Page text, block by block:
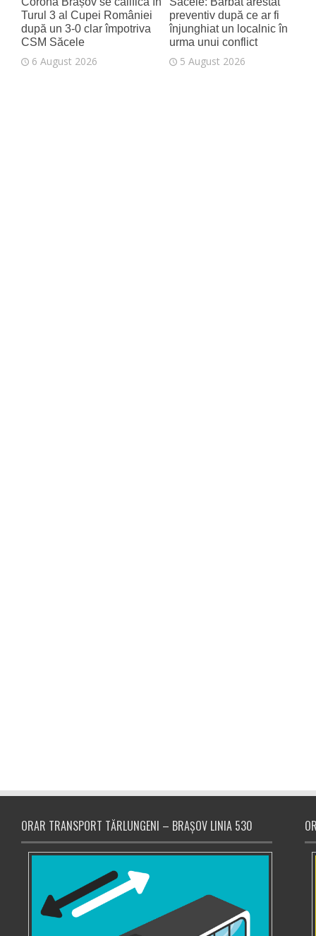
Turul 3 al Cupei României
după un 3-0 clar împotriva
CSM Săcele
6 August 2026
preventiv după ce ar fi
înjunghiat un localnic în
urma unui conflict
5 August 2026
ORAR TRANSPORT TĂRLUNGENI – BRAȘOV LINIA 530